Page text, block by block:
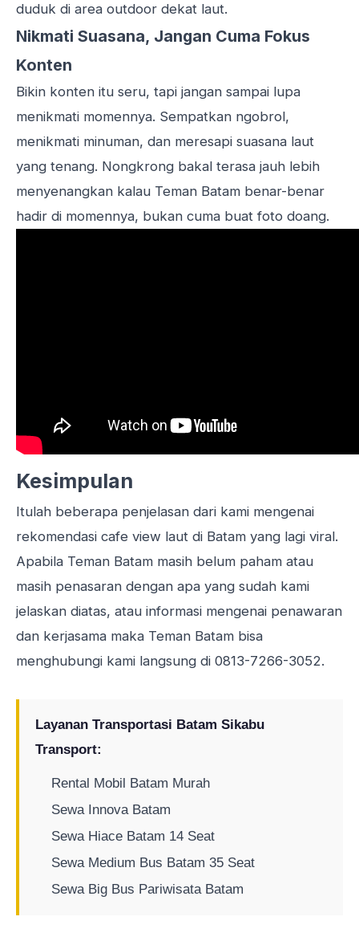
duduk di area outdoor dekat laut.
Nikmati Suasana, Jangan Cuma Fokus
Konten
Bikin konten itu seru, tapi jangan sampai lupa
menikmati momennya. Sempatkan ngobrol,
menikmati minuman, dan meresapi suasana laut
yang tenang. Nongkrong bakal terasa jauh lebih
menyenangkan kalau Teman Batam benar-benar
hadir di momennya, bukan cuma buat foto doang.
Kesimpulan
Itulah beberapa penjelasan dari kami mengenai
rekomendasi cafe view laut di Batam yang lagi viral.
Apabila Teman Batam masih belum paham atau
masih penasaran dengan apa yang sudah kami
jelaskan diatas, atau informasi mengenai penawaran
dan kerjasama maka Teman Batam bisa
menghubungi kami langsung di 0813-7266-3052.
Layanan Transportasi Batam Sikabu
Transport:
Rental Mobil Batam Murah
Sewa Innova Batam
Sewa Hiace Batam 14 Seat
Sewa Medium Bus Batam 35 Seat
Sewa Big Bus Pariwisata Batam